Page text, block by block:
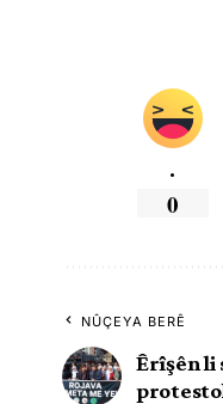
.
0
NÛÇEYA BERÊ
Êrîşên li